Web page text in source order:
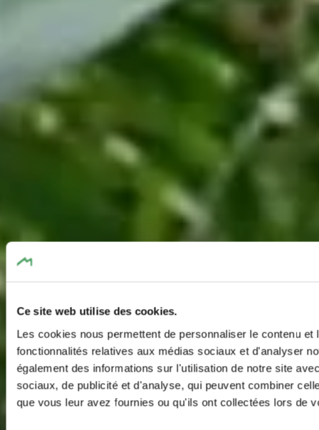
Ce site web utilise des cookies.
Les cookies nous permettent de personnaliser le contenu
fonctionnalités relatives aux médias sociaux et d'analyser
également des informations sur l'utilisation de notre site
sociaux, de publicité et d'analyse, qui peuvent combiner
que vous leur avez fournies ou qu'ils ont collectées lors de